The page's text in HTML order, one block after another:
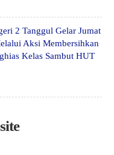
2 Tanggul Gelar Jumat
Aksi Membersihkan
Kelas Sambut HUT